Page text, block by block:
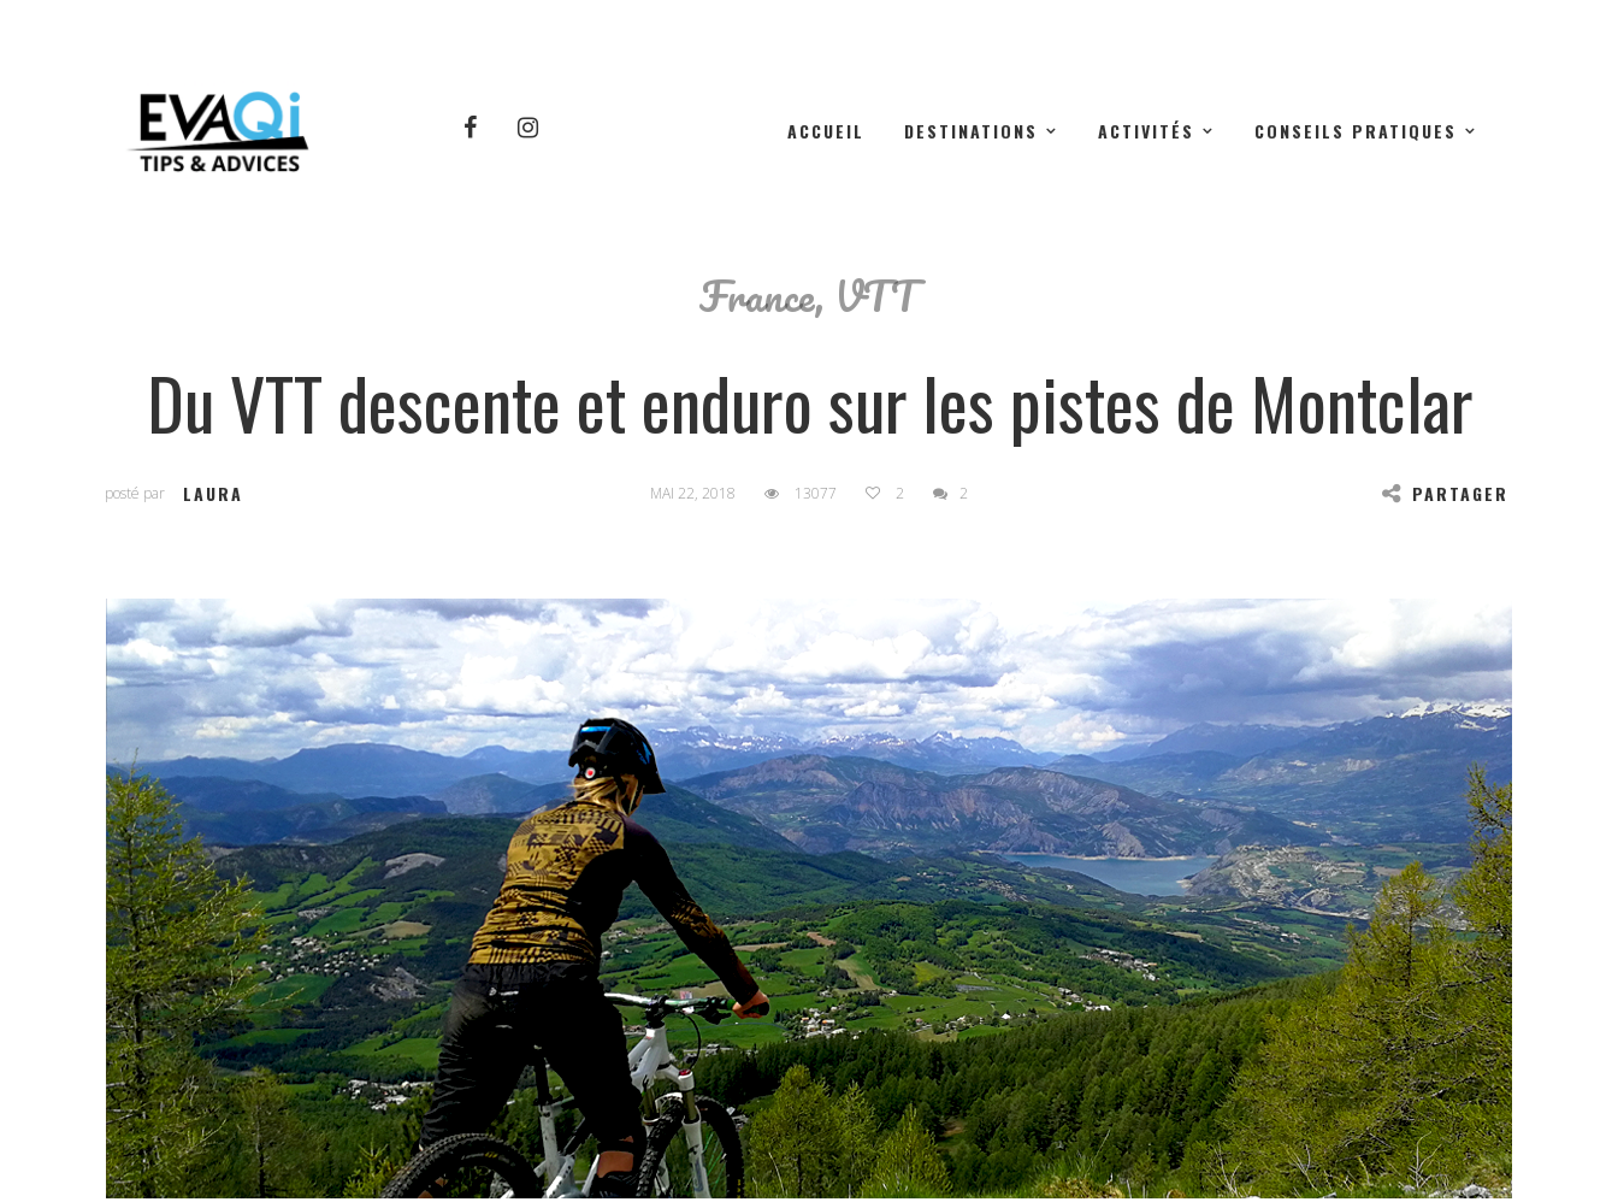
ACCUEIL DESTINATIONS ACTIVITÉS CONSEILS PRATIQUES
France, VTT
Du VTT descente et enduro sur les pistes de Montclar
posté par LAURA MAI 22, 2018 13077 2 2 PARTAGER